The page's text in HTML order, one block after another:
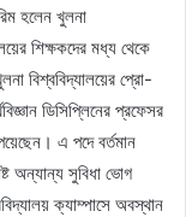
হলেন খুলনা
শিক্ষকদের মধ্য থেকে
বিশ্ববিদ্যালয়ের প্রো-
ডিসিপ্লিনের প্রফেসর
এ পদে বর্তমান
অন্যান্য সুবিধা ভোগ
ক্যাম্পাসে অবস্থান